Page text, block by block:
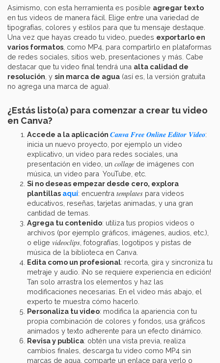
Asimismo, con esta herramienta es posible agregar texto
en tus videos de manera fácil. Elige entre una variedad de
tipografías, colores y estilos para que tu mensaje destaque.
Una vez que hayas creado tu video, puedes exportarlo en
varios formatos , como MP4, para compartirlo en plataformas
de redes sociales, sitios web, presentaciones y más. Cabe
destacar que tu video final tendrá una alta calidad de
resolución , y sin marca de agua (así es, la versión gratuita
no agrega una marca de agua).
¿Estás listo(a) para comenzar a crear tu video
en Canva?
Accede a la aplicación Canva Free Online Editor Video:
inicia un nuevo proyecto, por ejemplo un video
explicativo, un video para redes sociales, una
presentación en video, un collage de imágenes con
música, un video para YouTube, etc.
Si no deseas empezar desde cero, explora
plantillas aquí: encuentra templates para videos
educativos, reseñas, tarjetas animadas, y una gran
cantidad de temas.
Agrega tu contenido: utiliza tus propios videos o
archivos (por ejemplo gráficos, imágenes, audios, etc.),
o elige videoclips , fotografías, logotipos y pistas de
música de la biblioteca en Canva.
Edita como un profesional: recorta, gira y sincroniza tu
metraje y audio. ¡No se requiere experiencia en edición!
Tan solo arrastra los elementos y haz las
modificaciones necesarias. En el video más abajo, el
experto te muestra cómo hacerlo.
Personaliza tu video: modifica la apariencia con tu
propia combinación de colores y fondos, usa gráficos
animados y texto adherente para un efecto dinámico.
Revisa y publica: obtén una vista previa, realiza
cambios finales, descarga tu video como MP4 sin
marcas de agua, comparte un enlace para verlo o